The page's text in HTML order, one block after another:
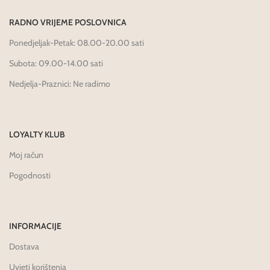
RADNO VRIJEME POSLOVNICA
Ponedjeljak-Petak: 08.00-20.00 sati
Subota: 09.00-14.00 sati
Nedjelja-Praznici: Ne radimo
LOYALTY KLUB
Moj račun
Pogodnosti
INFORMACIJE
Dostava
Uvjeti korištenja